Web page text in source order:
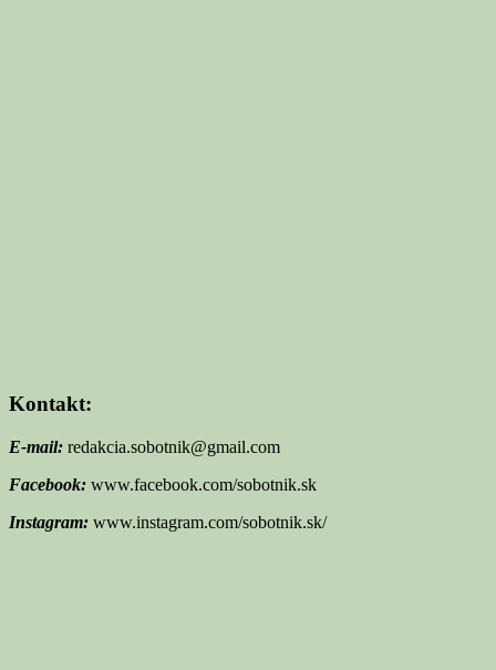
Kontakt:
E-mail: redakcia.sobotnik@gmail.com
Facebook: www.facebook.com/sobotnik.sk
Instagram: www.instagram.com/sobotnik.sk/